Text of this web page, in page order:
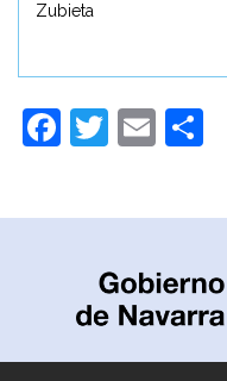
Zubieta
Facebook
Twitter
Email